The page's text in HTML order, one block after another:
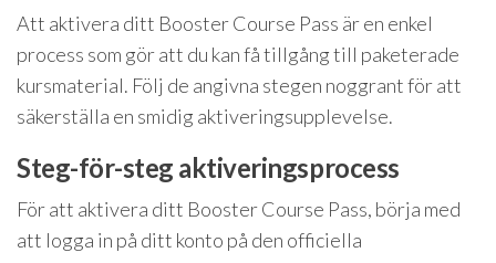
Att aktivera ditt Booster Course Pass är en enkel
process som gör att du kan få tillgång till paketerade
kursmaterial. Följ de angivna stegen noggrant för att
säkerställa en smidig aktiveringsupplevelse.
Steg-för-steg aktiveringsprocess
För att aktivera ditt Booster Course Pass, börja med
att logga in på ditt konto på den officiella